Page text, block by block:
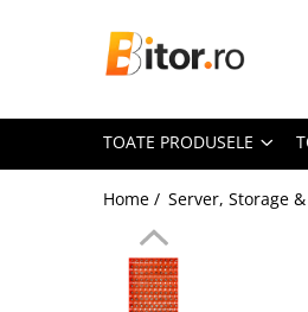
Toate Produsele
Laptop-uri Gaming
Laptop-uri Workstation
Laptop-uri Business
TOATE PRODUSELE
Home / Server, Storage &